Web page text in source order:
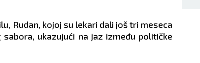
Rudan, kojoj su lekari dali još tri meseca
ukazujući na jaz između političke